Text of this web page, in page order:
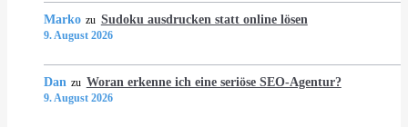
Marko zu Sudoku ausdrucken statt online lösen
9. August 2026
Dan zu Woran erkenne ich eine seriöse SEO-Agentur?
9. August 2026